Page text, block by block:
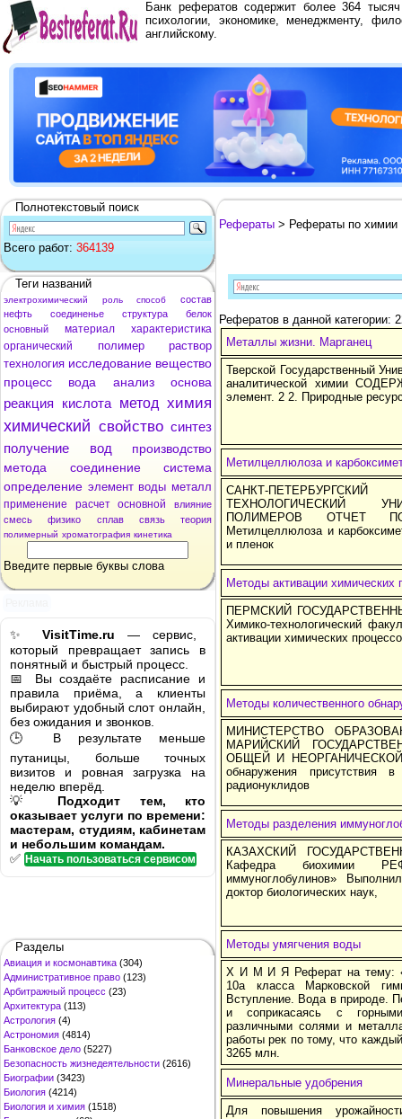
Банк рефератов содержит более 364
психологии, экономике, менеджменту,
английскому.
Полнотекстовый поиск
Всего работ: 364139
Теги названий
электрохимический роль способ
состав
нефть
соединенье структура
белок
основный
материал
характеристика
органический
полимер
раствор
технология исследование вещество
процесс
вода анализ основа
реакция кислота метод химия
химический свойство синтез
получение
вод
производство
метода
соединение
система
определение элемент воды металл
применение расчет основной
влияние
смесь
физико сплав связь теория
полимерный хроматография кинетика
Введите первые буквы слова
✨ VisitTime.ru — сервис,
который превращает запись в
понятный и быстрый процесс.
📅 Вы создаёте расписание и
правила приёма, а клиенты
выбирают удобный слот онлайн,
без ожидания и звонков.
🕒 В результате меньше
путаницы, больше точных
визитов и ровная загрузка на
неделю вперёд.
💡 Подходит тем, кто
оказывает услуги по времени:
мастерам, студиям, кабинетам
и небольшим командам.
✅ Начать пользоваться сервисом
Разделы
Авиация и космонавтика (304)
Административное право (123)
Арбитражный процесс (23)
Архитектура (113)
Астрология (4)
Астрономия (4814)
Банковское дело (5227)
Безопасность жизнедеятельности (2616)
Биографии (3423)
Биология (4214)
Биология и химия (1518)
Рефераты > Рефераты по химии
Рефератов в данной категории:
Металлы жизни. Марганец
Тверской Государственный
аналитической химии
элемент. 2 2. Природные
Метилцеллюлоза и
САНКТ-
ТЕХНОЛОГИЧЕСКИЙ
ПОЛИМЕРОВ ОТЧЕТ
Метилцеллюлоза и
и пленок
Методы активации химических
ПЕРМСКИЙ
Химико-технологический
активации химических
Методы количественного
МИНИСТЕРСТВО
МАРИЙСКИЙ
ОБЩЕЙ И НЕОРГАНИЧЕСКОЙ
обнаружения присутствия
радионуклидов
Методы разделения
КАЗАХСКИЙ
Кафедра биохимии
иммуноглобулинов»
доктор биологических наук,
Методы умягчения воды
Х И М И Я Реферат на тему:
10а класса Марковской
Вступление. Вода в природе.
и соприкасаясь с
различными солями и
работы рек по тому, что
3265 млн.
Минеральные удобрения
Для повышения